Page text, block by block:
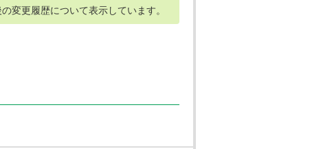
変更履歴について表示しています。